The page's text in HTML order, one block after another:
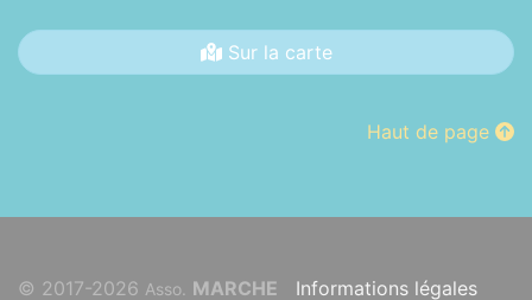
Sur la carte
Haut de page
© 2017-2026 Asso. MARCHE Informations légales